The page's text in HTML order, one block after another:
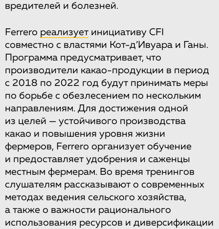
вредителей и болезней.
Ferrero реализует инициативу CFI
совместно с властями Кот-д’Ивуара и Ганы.
Программа предусматривает, что
производители какао-продукции в период
с 2018 по 2022 год будут принимать меры
по борьбе с обезлесением по нескольким
направлениям. Для достижения одной
из целей — устойчивого производства
какао и повышения уровня жизни
фермеров, Ferrero организует обучение
и предоставляет удобрения и саженцы
местным фермерам. Во время тренингов
слушателям рассказывают о современных
методах ведения сельского хозяйства,
а также о важности рационального
использования ресурсов и диверсификации